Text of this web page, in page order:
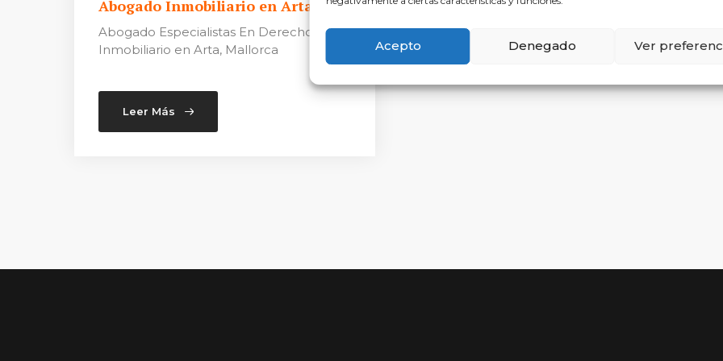
Acepto Denegado Ver
Abogado Inmobiliario en Arta
Abogado Especialistas En Derecho
Inmobiliario en Arta, Mallorca
Leer Más